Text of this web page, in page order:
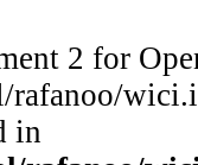
2 for
in